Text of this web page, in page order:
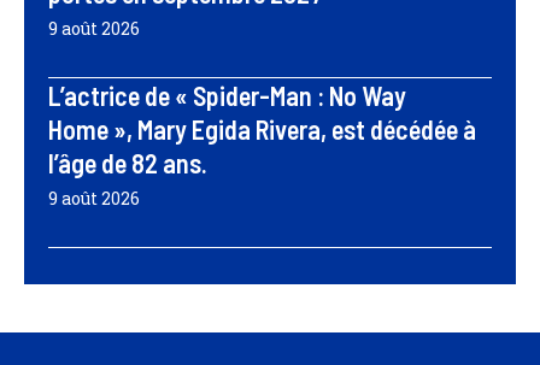
9 août 2026
L’actrice de « Spider-Man : No Way
Home », Mary Egida Rivera, est décédée à
l’âge de 82 ans.
9 août 2026